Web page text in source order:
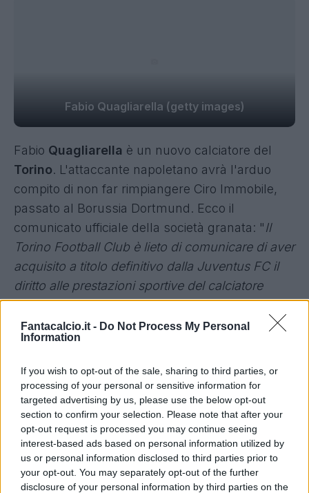
Fantacalcio.it - Do Not Process My Personal
Information
If you wish to opt-out of the sale, sharing to third parties, or
processing of your personal or sensitive information for
targeted advertising by us, please use the below opt-out
section to confirm your selection. Please note that after your
opt-out request is processed you may continue seeing
interest-based ads based on personal information utilized by
us or personal information disclosed to third parties prior to
your opt-out. You may separately opt-out of the further
disclosure of your personal information by third parties on the
Fabio Quagliarella (getty images)
Fabio Quagliarella è un nuovo calciatore del
Torino. L'attaccante napoletano avrà l'arduo
compito di non far rimpiangere Ciro Immobile,
passato al Borussia Dortmund. Ecco il
comunicato ufficiale della società granata: "Il
Torino Football Club è lieto di comunicare di aver
acquisito a titolo definitivo dalla Juventus FC il
diritto alle prestazioni sportive del calciatore
Fabio Quagliarella".
Anche la società bianconera ha ufficializzato
perfezionato l’accordo con il Torino Football
Club S.p.A. per la cessione a titolo definitivo del
diritto alle prestazioni sportive del calciatore
Fabio Quagliarella per un importo di €3,5 milioni
pagabili in tre anni. Tale operazione genera un
effetto economico positivo di circa €0,9 milioni